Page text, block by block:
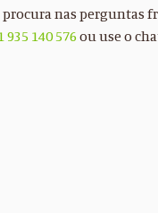
procura nas
935 140 576 ou use o